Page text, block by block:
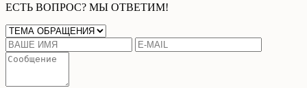
ЕСТЬ ВОПРОС? МЫ ОТВЕТИМ!